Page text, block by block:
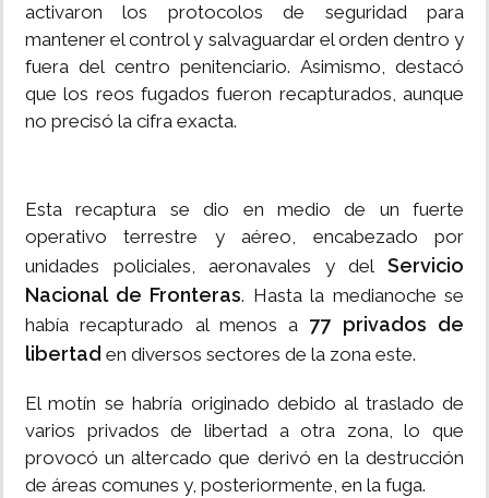
activaron los protocolos de seguridad para
mantener el control y salvaguardar el orden dentro y
fuera del centro penitenciario. Asimismo, destacó
que los reos fugados fueron recapturados, aunque
no precisó la cifra exacta.
Esta recaptura se dio en medio de un fuerte
operativo terrestre y aéreo, encabezado por
unidades policiales, aeronavales y del Servicio
Nacional de Fronteras. Hasta la medianoche se
había recapturado al menos a 77 privados de
libertad en diversos sectores de la zona este.
El motín se habría originado debido al traslado de
varios privados de libertad a otra zona, lo que
provocó un altercado que derivó en la destrucción
de áreas comunes y, posteriormente, en la fuga.